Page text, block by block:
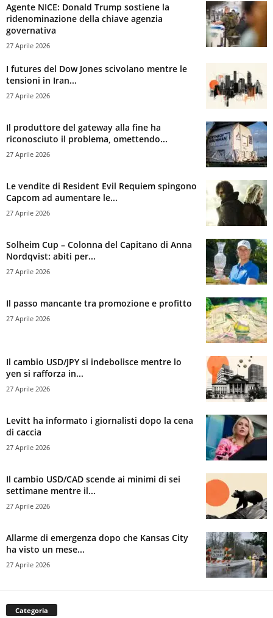
Agente NICE: Donald Trump sostiene la
ridenominazione della chiave agenzia
governativa
27 Aprile 2026
I futures del Dow Jones scivolano mentre le
tensioni in Iran...
27 Aprile 2026
Il produttore del gateway alla fine ha
riconosciuto il problema, omettendo...
27 Aprile 2026
Le vendite di Resident Evil Requiem spingono
Capcom ad aumentare le...
27 Aprile 2026
Solheim Cup – Colonna del Capitano di Anna
Nordqvist: abiti per...
27 Aprile 2026
Il passo mancante tra promozione e profitto
27 Aprile 2026
Il cambio USD/JPY si indebolisce mentre lo
yen si rafforza in...
27 Aprile 2026
Levitt ha informato i giornalisti dopo la cena
di caccia
27 Aprile 2026
Il cambio USD/CAD scende ai minimi di sei
settimane mentre il...
27 Aprile 2026
Allarme di emergenza dopo che Kansas City
ha visto un mese...
27 Aprile 2026
Categoria